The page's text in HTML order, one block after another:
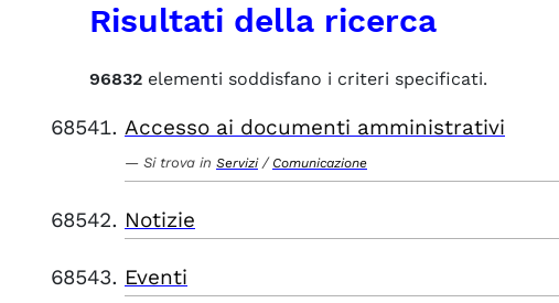
Risultati della ricerca
96832 elementi soddisfano i criteri specificati.
Accesso ai documenti amministrativi
Si trova in Servizi / Comunicazione
Notizie
Eventi